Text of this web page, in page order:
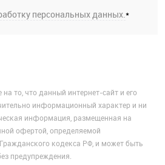
персональных данных.*
то, что данный интернет-сайт и его
информационный характер и ни
информация, размещенная на
офертой, определяемой
кодекса РФ, и может быть
предупреждения.